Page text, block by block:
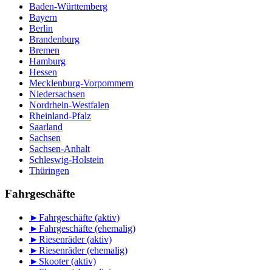
Baden-Württemberg
Bayern
Berlin
Brandenburg
Bremen
Hamburg
Hessen
Mecklenburg-Vorpommern
Niedersachsen
Nordrhein-Westfalen
Rheinland-Pfalz
Saarland
Sachsen
Sachsen-Anhalt
Schleswig-Holstein
Thüringen
Fahrgeschäfte
►Fahrgeschäfte (aktiv)
►Fahrgeschäfte (ehemalig)
►Riesenräder (aktiv)
►Riesenräder (ehemalig)
► Skooter (aktiv)